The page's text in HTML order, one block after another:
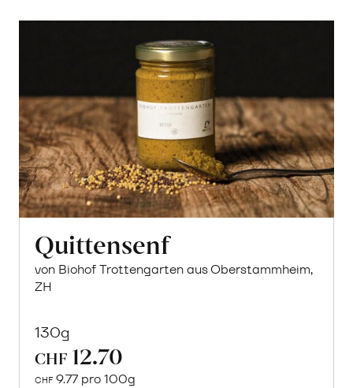
Quittensenf
von Biohof Trottengarten aus Oberstammheim,
ZH
130g
CHF 12.70
CHF 9.77 pro 100g